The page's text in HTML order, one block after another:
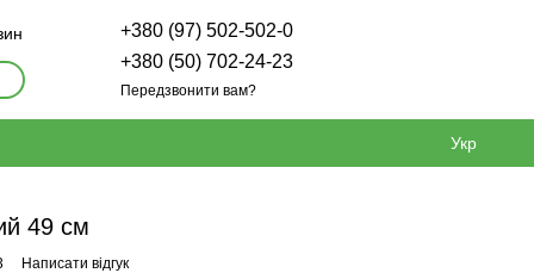
+380 (97) 502-502-0
+380 (50) 702-24-23
Передзвонити вам?
Укр
49 см
Написати відгук